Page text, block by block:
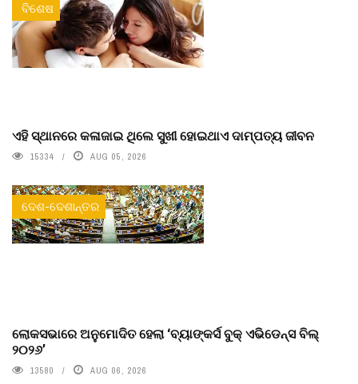
ବିଶେଷ
ଏହି ସ୍ଥାନରେ କଳାଜାଇ ଥିଲେ ସୁଖୀ ହୋଇଥାଏ ଦାମ୍ପତ୍ୟ ଜୀବନ
15334 AUG 05, 2026
ଦେଶ-ଦେଶାନ୍ତର
ଲୋକସଭାରେ ଅନୁମୋଦିତ ହେଲା ‘ବ୍ୟାଙ୍କର୍ସ ବୁକ୍ ଏଭିଡେନ୍ସ ବିଲ୍
୨୦୨୬’
13580 AUG 06, 2026